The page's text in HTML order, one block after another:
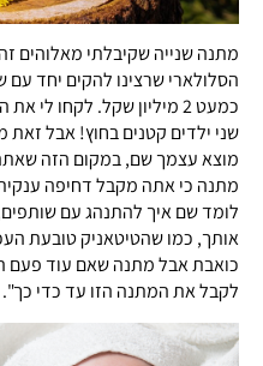
מתנה שנייה שקיבלתי מאלוהים
הסלולארי שרצינו להקים יחד
כמעט 2 מיליון שקל. לקחו
שני ילדים קטנים בחוץ! אבל
מוצא עצמך שם, במקום הזה
מתנה כי אתה מקבל דחיפה
לומד שם איך להתנהג עם
אותך, כמו שהטיטאניק טובעת
כואבת אבל מתנה שאם עוד פעם
לקבל את המתנה הזו עד כדי כך".